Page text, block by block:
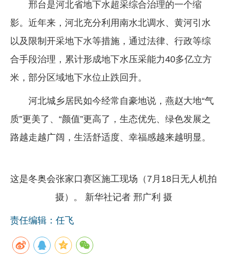
邢台是河北省地下水超采综合治理的一个缩
影。近年来，河北充分利用南水北调水、黄河引水
以及限制开采地下水等措施，通过法律、行政等综
合手段治理，累计形成地下水压采能力40多亿立方
米，部分区域地下水位止跌回升。
河北城乡居民如今经常自豪地说，燕赵大地“气
质”更美了、“颜值”更高了，生态优先、绿色发展之
路越走越广阔，生活舒适度、幸福感越来越明显。
这是冬奥会张家口赛区施工现场（7月18日无人机拍
摄）。 新华社记者 邢广利 摄
责任编辑：任飞